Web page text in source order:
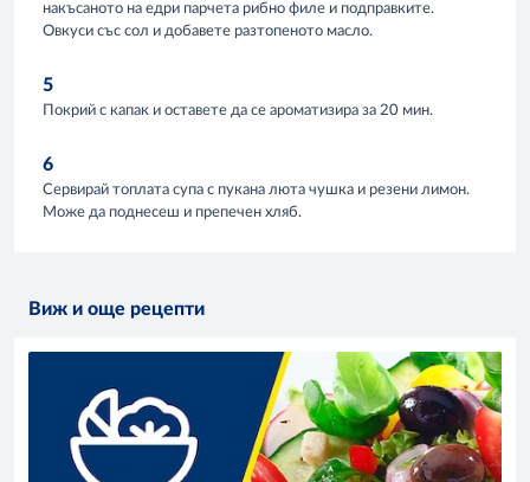
накъсаното на едри парчета рибно филе и подправките.
Овкуси със сол и добавете разтопеното масло.
5
Покрий с капак и оставете да се ароматизира за 20 мин.
6
Сервирай топлата супа с пукана люта чушка и резени лимон.
Може да поднесеш и препечен хляб.
Виж и още рецепти